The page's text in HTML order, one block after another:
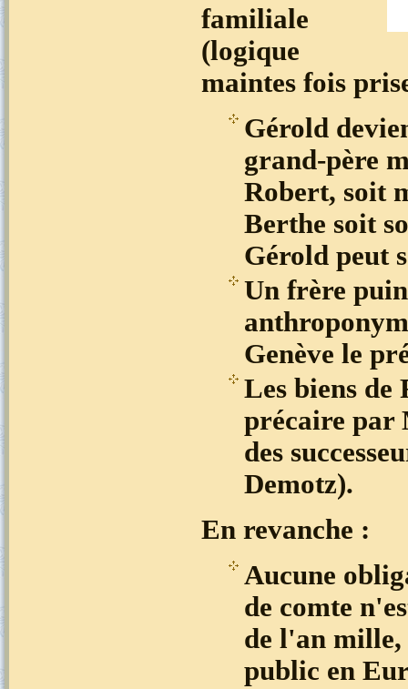
familiale
(logique
maintes fois
Gérold
grand-père
Robert, soit
Berthe soit
Gérold peut
Un frère
Genève le
Les biens de
précaire par
des
Demotz).
En revanche :
Aucune
de comte
de l'an mille,
public en